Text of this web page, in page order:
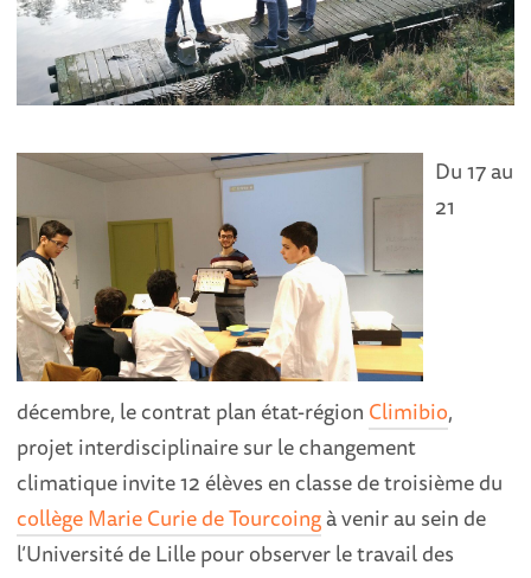
Du 17 au
21
décembre, le contrat plan état-région Climibio,
projet interdisciplinaire sur le changement
climatique invite 12 élèves en classe de troisième du
collège Marie Curie de Tourcoingà venir au sein de
l’Université de Lille pour observer le travail des